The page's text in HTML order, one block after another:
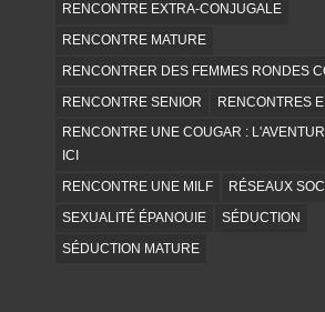
RENCONTRE EXTRA-CONJUGALE
RENCONTRE MATURE
RENCONTRER DES FEMMES RONDES
RENCONTRE SENIOR
RENCONTRES
RENCONTRE UNE COUGAR :
ICI
RENCONTRE UNE MILF
RÉSEAUX
SEXUALITÉ ÉPANOUIE
SÉDUCTION
SÉDUCTION MATURE